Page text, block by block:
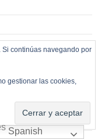
Spanish
Si continúas navegando por
gestionar las cookies,